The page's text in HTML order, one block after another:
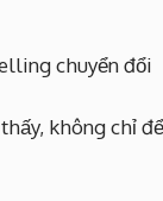
chuyển đổi
không chỉ